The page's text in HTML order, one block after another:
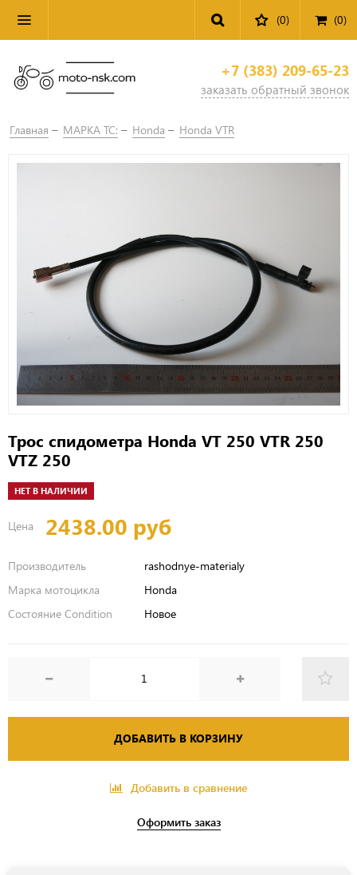
(0) (0)
+7 (383) 209-65-23
заказать обратный звонок
Главная МАРКА ТС: Honda Honda VTR
Трос спидометра Honda VT 250 VTR 250
VTZ 250
НЕТ В НАЛИЧИИ
Цена 2438.00 руб
Производитель
rashodnye-materialy
Марка мотоцикла
Honda
Состояние Condition
Новое
ДОБАВИТЬ В КОРЗИНУ
Добавить в сравнение
Оформить заказ